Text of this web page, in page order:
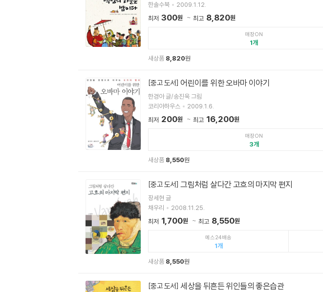
한솔수북
2009.1.12.
최저 300원 최고 8,820원
매장ON
1
새상품 8,820원
[중고 도서] 어린이를 위한 오바마 이야기
한경아 글/송진욱 그림
코리아하우스
2009.1.6.
최저 200원 최고 16,200원
매장ON
3
새상품 8,550원
[중고 도서] 그림처럼 살다간 고흐의 마지막 편지
장세현 글
채우리
2008.11.25.
최저 1,700원 최고 8,550원
예스24배송
1
새상품 8,550원
[중고 도서] 세상을 뒤흔든 위인들의 좋은습관